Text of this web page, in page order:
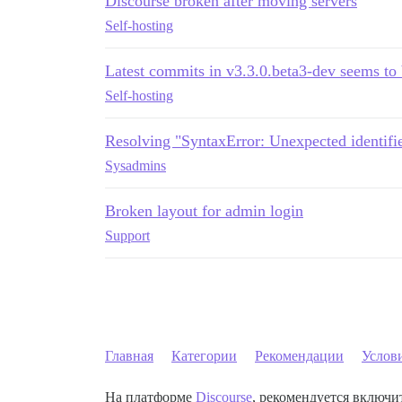
Self-hosting
Latest commits in v3.3.0.beta3-dev seems to
Self-hosting
Resolving "SyntaxError: Unexpected
Sysadmins
Broken layout for admin login
Support
Главная Категории Рекомендации
На платформе Discourse, рекомендуется